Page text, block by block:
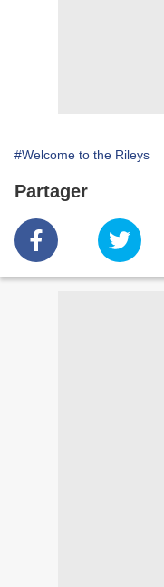
#Welcome to the Rileys
Partager